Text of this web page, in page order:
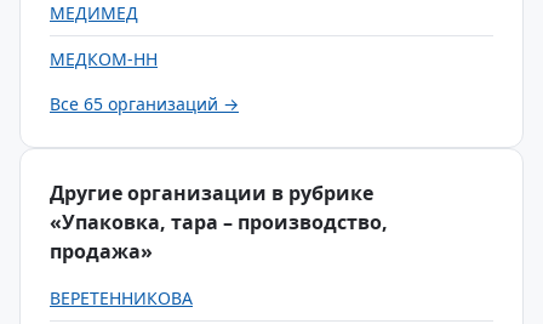
МЕДИМЕД
МЕДКОМ-НН
Все 65 организаций →
Другие организации в рубрике
«Упаковка, тара – производство,
продажа»
ВЕРЕТЕННИКОВА